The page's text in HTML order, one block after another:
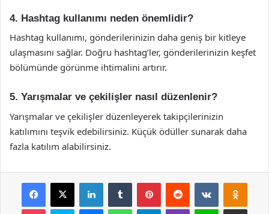
4. Hashtag kullanımı neden önemlidir?
Hashtag kullanımı, gönderilerinizin daha geniş bir kitleye
ulaşmasını sağlar. Doğru hashtag’ler, gönderilerinizin keşfet
bölümünde görünme ihtimalini artırır.
5. Yarışmalar ve çekilişler nasıl düzenlenir?
Yarışmalar ve çekilişler düzenleyerek takipçilerinizin
katılımını teşvik edebilirsiniz. Küçük ödüller sunarak daha
fazla katılım alabilirsiniz.
Facebook
X LinkedInTumblr PinterestReddit VKontakte
Pocket Skype MessengerWhatsAppTelegramViber Line E-Posta ile